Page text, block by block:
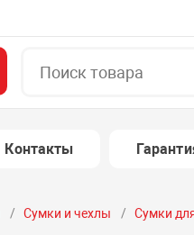
Контакты
Сумки и чехлы Сумки